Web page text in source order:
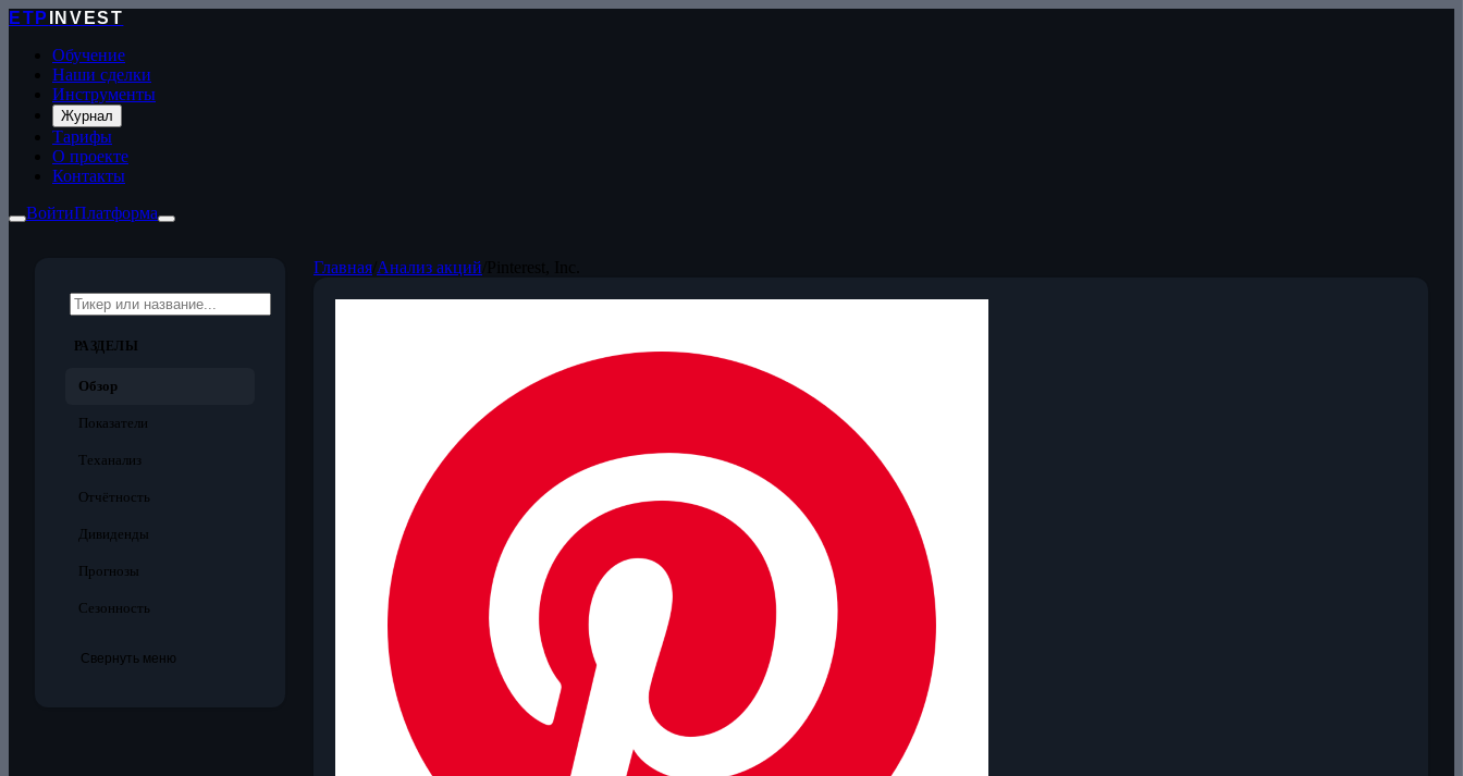
ETP
INVEST
Обучение
Наши сделки
Инструменты
Журнал
Тарифы
О проекте
Контакты
ВойтиПлатформа
РАЗДЕЛЫ
Обзор
Показатели
Теханализ
Отчётность
Дивиденды
Прогнозы
Сезонность
Свернуть меню
Главная/ Анализ акций